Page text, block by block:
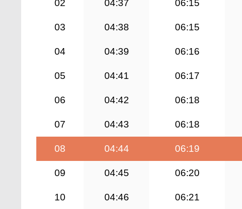
02 04:37 06:15
03 04:38 06:15
04 04:39 06:16
05 04:41 06:17
06 04:42 06:18
07 04:43 06:18
08 04:44 06:19
09 04:45 06:20
10 04:46 06:21